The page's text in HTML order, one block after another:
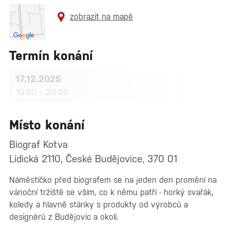
zobrazit na mapě
Termín konání
17.12.2025
10:00 – 20:00
Místo konání
Biograf Kotva
Lidická 2110, České Budějovice, 370 01
Náměstíčko před biografem se na jeden den promění na
vánoční tržiště se vším, co k němu patří - horký svařák,
koledy a hlavně stánky s produkty od výrobců a
designérů z Budějovic a okolí.